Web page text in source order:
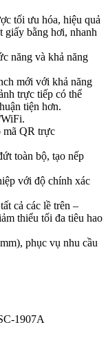
tối ưu hóa, hiệu quả
giấy bằng hơi, nhanh
năng và khả năng
mới với khả năng
trực tiếp có thể
tiện hơn.
mã QR trực
toàn bộ, tạo nếp
với độ chính xác
cả các lề trên –
thiểu tối đa tiêu hao
phục vụ nhu cầu
1907A